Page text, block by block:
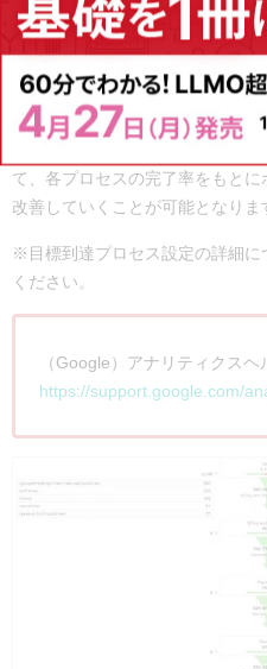
達プロセス」が大きな助けとなり
には商品購入に必要なプロセス
ましょう。
その結果、各プロセスの完了率
て、各プロセスの完了率をもと
改善していくことが可能となりま
※目標到達プロセス設定の詳細に
ください。
（Google）アナリティクス
https://support.google.com/